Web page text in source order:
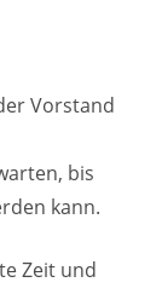
Vorstand
bis
kann.
Zeit und